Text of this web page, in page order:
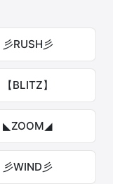
彡RUSH彡
【BLITZ】
◣ZOOM◢
彡WIND彡